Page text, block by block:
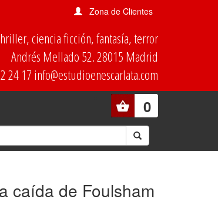
Zona de Clientes
ciencia ficción, fantasía, terror
Andrés Mellado 52. 28015 Madrid
24 17 info@estudioenescarlata.com
0
caída de Foulsham